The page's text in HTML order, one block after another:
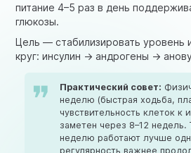
питание 4–5 раз в день
глюкозы.
Цель — стабилизировать уровень
круг: инсулин → андрогены →
Практический совет:
неделю (быстрая ходьба,
чувствительность клеток к
заметен через 8–12
неделю работают лучше
регулярность важнее